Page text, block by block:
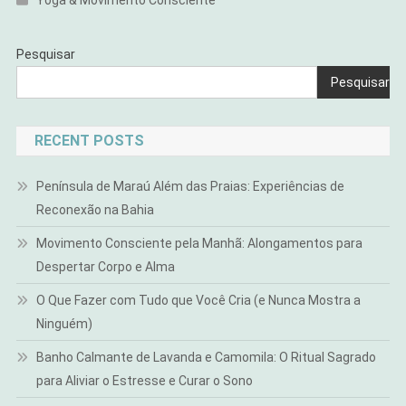
Pesquisar
Pesquisar
RECENT POSTS
Península de Maraú Além das Praias: Experiências de
Reconexão na Bahia
Movimento Consciente pela Manhã: Alongamentos para
Despertar Corpo e Alma
O Que Fazer com Tudo que Você Cria (e Nunca Mostra a
Ninguém)
Banho Calmante de Lavanda e Camomila: O Ritual Sagrado
para Aliviar o Estresse e Curar o Sono